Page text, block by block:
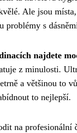
Ale jsou
problémy s
najdete
z minulosti.
a většinou to
to nejlepší.
na